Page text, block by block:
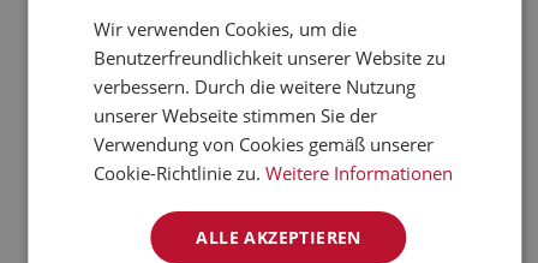
verarbeiten kann.
Jetzt mehr erfahren
Aktuelle News: FRENCH
DANISH
Wir verwenden Cookies, um die
Benutzerfreundlichkeit unserer Website zu
verbessern. Durch die weitere Nutzung
unserer Webseite stimmen Sie der
Verwendung von Cookies gemäß unserer
Cookie-Richtlinie zu. Weitere Informationen
ALLE AKZEPTIEREN